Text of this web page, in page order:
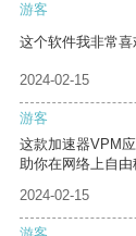
游客
这个软件我非常喜
2024-02-15
游客
这款加速器VPM
助你在网络上自由
2024-02-15